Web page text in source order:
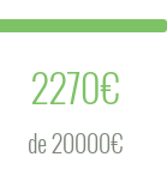
2270€
de 20000€